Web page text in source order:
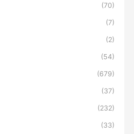
(70)
(7)
(2)
(54)
(679)
(37)
(232)
(33)